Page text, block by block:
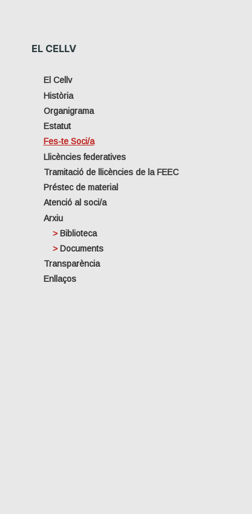
EL CELLV
El Cellv
Història
Organigrama
Estatut
Fes-te Soci/a
Llicències federatives
Tramitació de llicències de la FEEC
Préstec de material
Atenció al soci/a
Arxiu
Biblioteca
Documents
Transparència
Enllaços